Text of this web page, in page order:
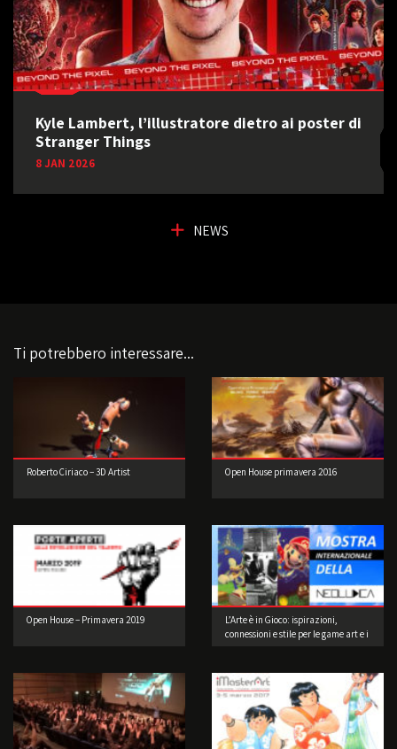
Kyle Lambert, l’illustratore dietro ai poster di
Stranger Things
8 JAN 2026
NEWS
Ti potrebbero interessare...
Roberto Ciriaco – 3D Artist Open House primavera 2016
Open House – Primavera 2019
L’Arte è in Gioco: ispirazioni,
connessioni e stile per le game art e i